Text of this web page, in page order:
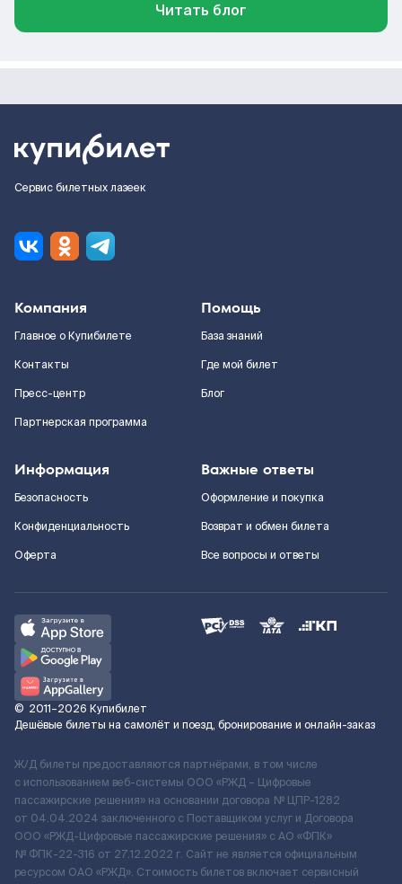
Читать блог
Сервис билетных лазеек
Компания
Главное о Купибилете
Контакты
Пресс-центр
Партнерская программа
Помощь
База знаний
Где мой билет
Блог
Информация
Безопасность
Конфиденциальность
Оферта
Важные ответы
Оформление и покупка
Возврат и обмен билета
Все вопросы и ответы
© 2011–2026 Купибилет
Дешёвые билеты на самолёт и поезд, бронирование и онлайн-заказ
Ж/Д билеты предоставляются партнёрами, в том числе
с использованием веб-системы ООО «РЖД – Цифровые
пассажирские решения» на основании договора № ЦПР-1282
от 04.04.2024 заключенного с Поставщиком услуг и Договора
ООО «РЖД-Цифровые пассажирские решения» c АО «ФПК»
№ ФПК-22-316 от 27.12.2022 г. Сайт не является официальным
ресурсом ОАО «РЖД». Стоимость билетов включает сервисный